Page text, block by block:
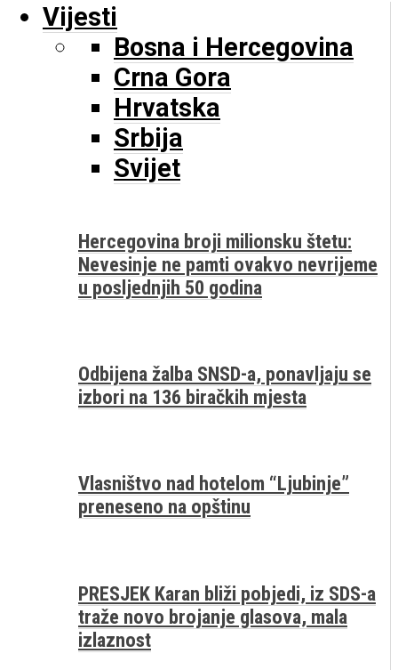
Vijesti
Bosna i Hercegovina
Crna Gora
Hrvatska
Srbija
Svijet
Hercegovina broji milionsku štetu:
Nevesinje ne pamti ovakvo nevrijeme
u posljednjih 50 godina
Odbijena žalba SNSD-a, ponavljaju se
izbori na 136 biračkih mjesta
Vlasništvo nad hotelom “Ljubinje”
preneseno na opštinu
PRESJEK Karan bliži pobjedi, iz SDS-a
traže novo brojanje glasova, mala
izlaznost